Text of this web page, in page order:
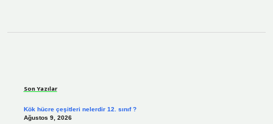
Son Yazılar
Kök hücre çeşitleri nelerdir 12. sınıf ?
Ağustos 9, 2026